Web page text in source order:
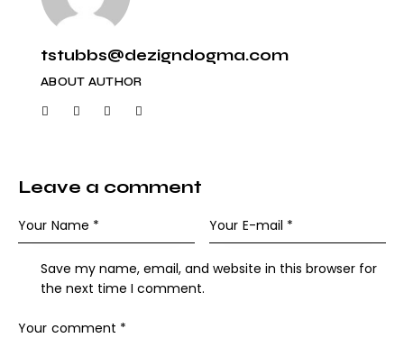
tstubbs@dezigndogma.com
ABOUT AUTHOR
Leave a comment
Save my name, email, and website in this browser for
the next time I comment.